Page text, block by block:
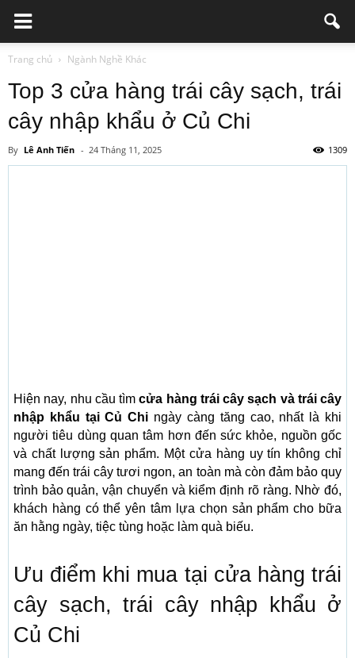
Trang chủ Ngành Nghề Khác
Top 3 cửa hàng trái cây sạch, trái
cây nhập khẩu ở Củ Chi
By Lê Anh Tiến - 24 Tháng 11, 2025 1309
Hiện nay, nhu cầu tìmcửa hàng trái cây sạch và trái cây
nhập khẩu tại Củ Chi ngày càng tăng cao, nhất là khi
người tiêu dùng quan tâm hơn đến sức khỏe, nguồn gốc
và chất lượng sản phẩm. Một cửa hàng uy tín không chỉ
mang đến trái cây tươi ngon, an toàn mà còn đảm bảo quy
trình bảo quản, vận chuyển và kiểm định rõ ràng. Nhờ đó,
khách hàng có thể yên tâm lựa chọn sản phẩm cho bữa
ăn hằng ngày, tiệc tùng hoặc làm quà biếu.
Ưu điểm khi mua tại cửa hàng trái
cây sạch, trái cây nhập khẩu ở
Củ Chi